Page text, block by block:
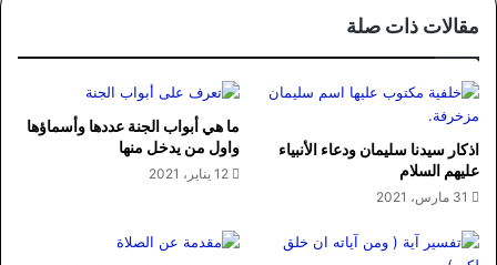
مقالات ذات صلة
اذكار سيدنا سليمان ودعاء الأنبياء
عليهم السلام
31 مارس، 2021
ما هي أبواب الجنة عددها وأسماؤها
واول من يدخل منها
12 يناير، 2021